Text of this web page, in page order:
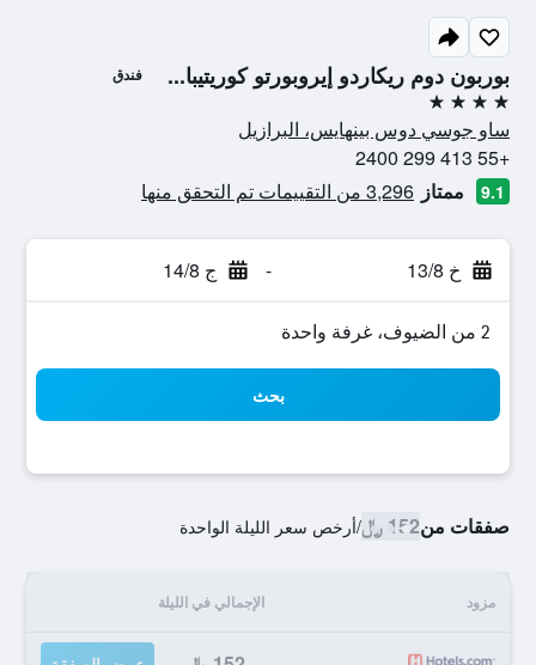
بوربون دوم ريكاردو إيروبورتو كوريتيبا... فندق
4 نجوم
ساو جوسي دوس بينهايس، البرازيل
+55 413 299 2400
9.1 ممتاز 3,296 من التقييمات تم التحقق منها
خ 13/8 - ج 14/8
2 من الضيوف، غرفة واحدة
بحث
صفقات من152 ﷼ /أرخص سعر الليلة الواحدة
مزود الإجمالي في الليلة